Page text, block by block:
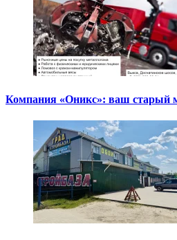
Компания «Оникс»: ваш старый